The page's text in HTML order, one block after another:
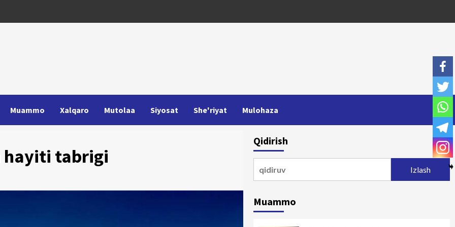
Muammo Xalqaro Mutolaa Siyosat She'riyat Mulohaza
hayiti tabrigi
Qidirish
Muammo